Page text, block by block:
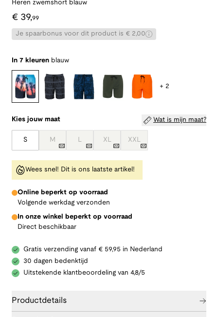
Heren zwemshort blauw
€ 39,99
Je spaarbonus voor dit product is € 2,00
In 7 kleuren blauw
+ 2
Kies jouw maat Wat is mijn maat?
S M L XL XXL
Wees snel! Dit is ons laatste artikel!
Online beperkt op voorraad
Volgende werkdag verzonden
In onze winkel beperkt op voorraad
Direct beschikbaar
Gratis verzending vanaf € 59,95 in Nederland
30 dagen bedenktijd
Uitstekende klantbeoordeling van 4,8/5
Productdetails